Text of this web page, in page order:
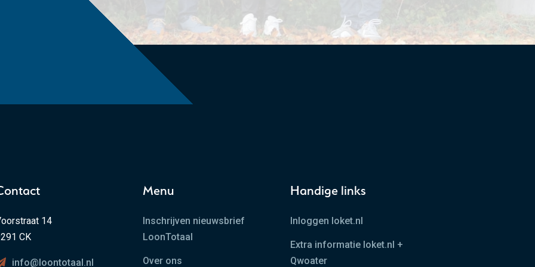
14
CK
info@loontotaal.nl
Menu
Inschrijven nieuwsbrief
LoonTotaal
Over ons
Handige links
Inloggen loket.nl
Extra informatie loket.nl +
Qwoater